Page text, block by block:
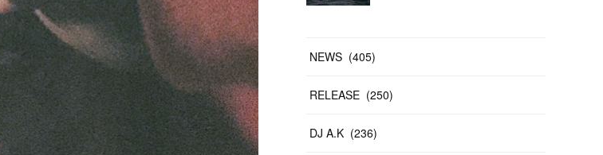
NEWS (405)
RELEASE (250)
DJ A.K (236)